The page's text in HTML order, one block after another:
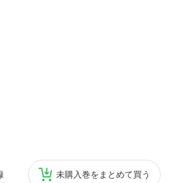
未購入巻をまとめて買う